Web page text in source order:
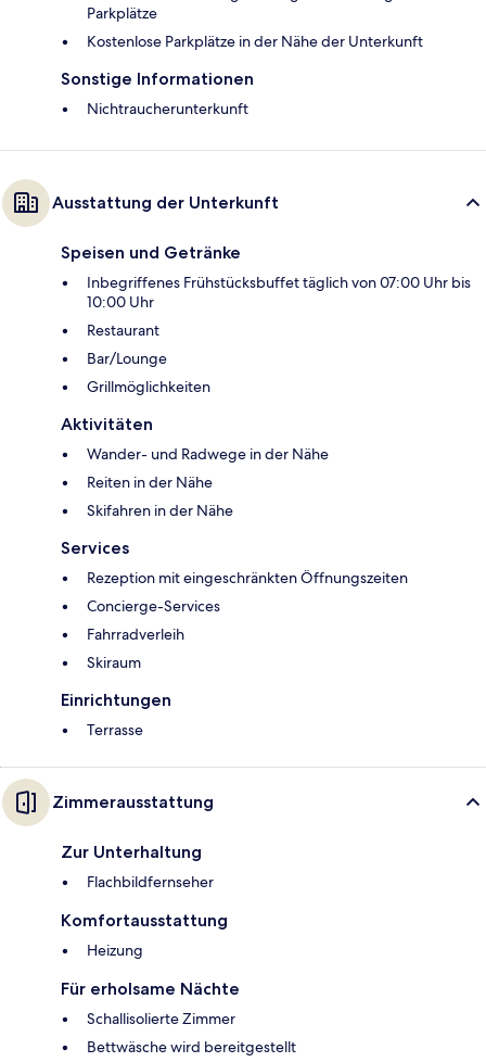
Parkplätze
Kostenlose Parkplätze in der Nähe der Unterkunft
Sonstige Informationen
Nichtraucherunterkunft
Ausstattung der Unterkunft
Speisen und Getränke
Inbegriffenes Frühstücksbuffet täglich von 07:00 Uhr bis
10:00 Uhr
Restaurant
Bar/Lounge
Grillmöglichkeiten
Aktivitäten
Wander- und Radwege in der Nähe
Reiten in der Nähe
Skifahren in der Nähe
Services
Rezeption mit eingeschränkten Öffnungszeiten
Concierge-Services
Fahrradverleih
Skiraum
Einrichtungen
Terrasse
Zimmerausstattung
Zur Unterhaltung
Flachbildfernseher
Komfortausstattung
Heizung
Für erholsame Nächte
Schallisolierte Zimmer
Bettwäsche wird bereitgestellt